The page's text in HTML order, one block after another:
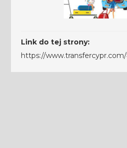
Link do tej strony:
https://